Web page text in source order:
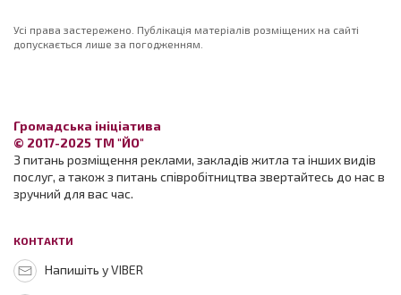
Усі права застережено. Публікація матеріалів розміщених на сайті
допускається лише за погодженням.
Громадська ініціатива
© 2017-2025 ТМ "ЙО"
З питань розміщення реклами, закладів житла та інших видів
послуг, а також з питань співробітництва звертайтесь до нас в
зручний для вас час.
КОНТАКТИ
Напишіть у VIBER